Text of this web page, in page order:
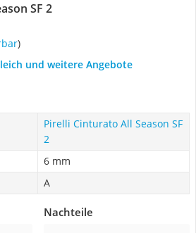
SF 2
)
und weitere Angebote
Pirelli Cinturato All Season SF
2
6 mm
A
Nachteile